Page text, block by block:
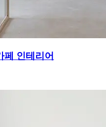
인테리어